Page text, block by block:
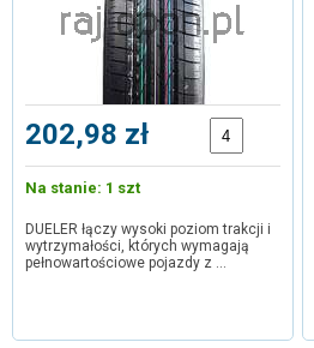
202,98 zł
Na stanie: 1 szt
DUELER łączy wysoki poziom trakcji i
wytrzymałości, których wymagają
pełnowartościowe pojazdy z …